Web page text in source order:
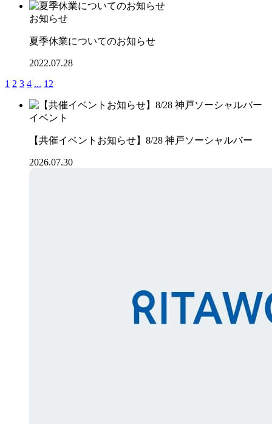
お知らせ
夏季休業についてのお知らせ
2022.07.28
1 2 3 4 ... 12
イベント
【共催イベントお知らせ】8/28 神戸ソーシャルバー
2026.07.30